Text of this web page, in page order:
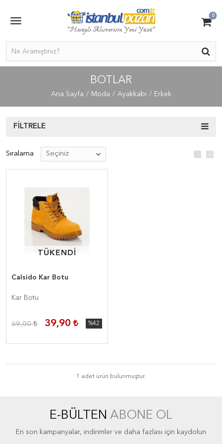
0
BOTLAR
Ana Sayfa Moda Ayakkabı Erkek
FILTRELE
Sıralama
TÜKENDİ
TÜKENDİ
Calsido Kar Botu
Kar Botu
69,00 39,90 %42
1 adet ürün bulunmuştur.
E-BÜLTEN ABONE OL
En son kampanyalar, indirimler ve daha fazlası için kaydolun